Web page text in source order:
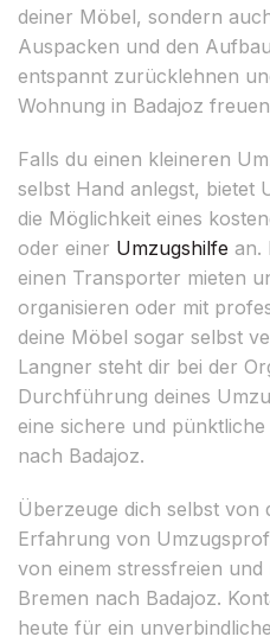
deiner Möbel, sondern
Auspacken und den
entspannt zurücklehnen
Wohnung in Badajoz
Falls du einen kleineren
selbst Hand anlegst, bietet
die Möglichkeit eines
oder einer Umzugshilfe an.
einen Transporter mieten
organisieren oder mit
deine Möbel sogar selbst
Langner steht dir bei der
Durchführung deines
eine sichere und
nach Badajoz.
Überzeuge dich selbst von
Erfahrung von
von einem stressfreien
Bremen nach Badajoz.
heute für ein